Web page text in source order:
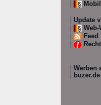
Update
Web-
Feed
Werben
buzer.de